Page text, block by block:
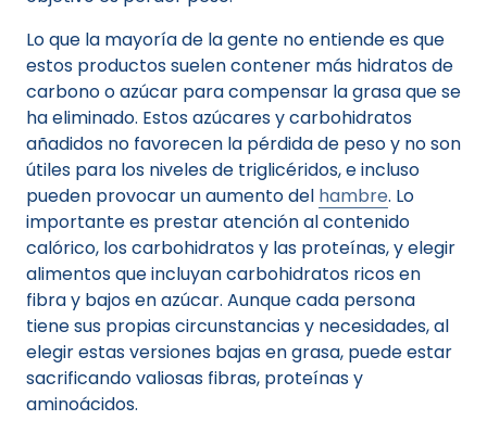
Lo que la mayoría de la gente no entiende es que
estos productos suelen contener más hidratos de
carbono o azúcar para compensar la grasa que se
ha eliminado. Estos azúcares y carbohidratos
añadidos no favorecen la pérdida de peso y no son
útiles para los niveles de triglicéridos, e incluso
pueden provocar un aumento del hambre. Lo
importante es prestar atención al contenido
calórico, los carbohidratos y las proteínas, y elegir
alimentos que incluyan carbohidratos ricos en
fibra y bajos en azúcar. Aunque cada persona
tiene sus propias circunstancias y necesidades, al
elegir estas versiones bajas en grasa, puede estar
sacrificando valiosas fibras, proteínas y
aminoácidos.